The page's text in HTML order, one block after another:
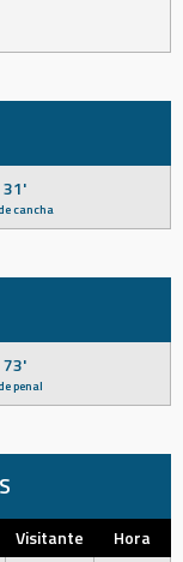
31'
cancha
73'
penal
Visitante
Hora